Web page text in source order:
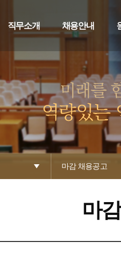
직무소개 채용안내
마감 채용공고
마